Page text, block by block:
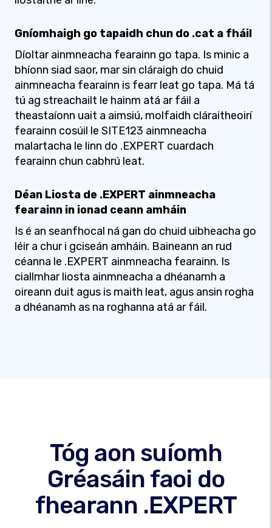
Gníomhaigh go tapaidh chun do .cat a fháil
Díoltar ainmneacha fearainn go tapa. Is minic a
bhíonn siad saor, mar sin cláraigh do chuid
ainmneacha fearainn is fearr leat go tapa. Má tá
tú ag streachailt le hainm atá ar fáil a
theastaíonn uait a aimsiú, molfaidh cláraitheoirí
fearainn cosúil le SITE123 ainmneacha
malartacha le linn do .EXPERT cuardach
fearainn chun cabhrú leat.
Déan Liosta de .EXPERT ainmneacha
fearainn in ionad ceann amháin
Is é an seanfhocal ná gan do chuid uibheacha go
léir a chur i gciseán amháin. Baineann an rud
céanna le .EXPERT ainmneacha fearainn. Is
ciallmhar liosta ainmneacha a dhéanamh a
oireann duit agus is maith leat, agus ansin rogha
a dhéanamh as na roghanna atá ar fáil.
Tóg aon suíomh
Gréasáin faoi do
fhearann .EXPERT